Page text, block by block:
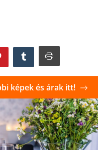
képek és árak itt!